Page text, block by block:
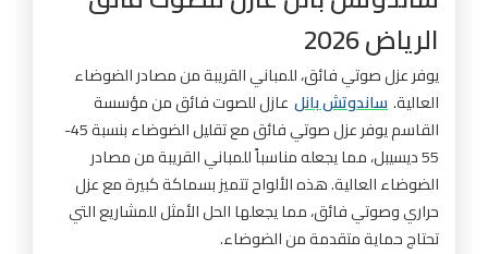
الرياض 2026
يوفر عزل صوتي فائق، للمباني القريبة من مصادر الضوضاء
العالية.ساندوتش بانل عازل للصوت فائق من مؤسسة
القاسم يوفر عزل صوتي فائق مع تقليل الضوضاء بنسبة 45-
55 ديسيبل، مما يجعله مناسباً للمباني القريبة من مصادر
الضوضاء العالية. هذه الألواح تتميز بسماكة كبيرة مع عزل
حراري وصوتي فائق، مما يجعلها الحل الأمثل للمشاريع التي
تحتاج حماية متقدمة من الضوضاء.